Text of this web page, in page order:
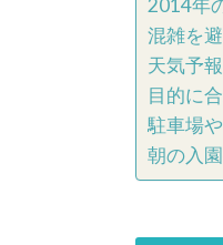
混雑を
天気予
目的に
駐車場
朝の入